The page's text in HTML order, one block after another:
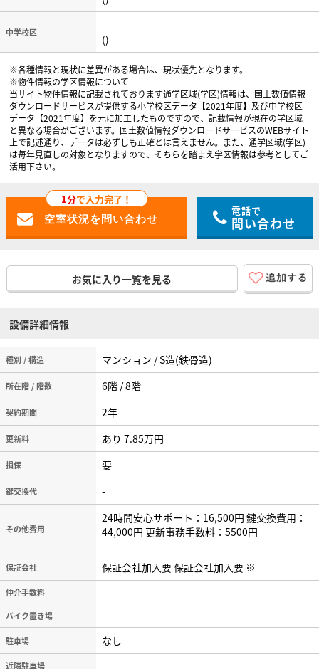
中学校区 ()
※各種情報と現状に差異がある場合は、現状優先となります。
※物件情報の学区情報について
当サイト物件情報に記載されております通学区域(学区)情報は、国土数値情報
ダウンロードサービスが提供する小学校区データ【2021年度】及び中学校区
データ【2021年度】を元に加工したものですので、記載情報が現在の学区域
と異なる場合がございます。国土数値情報ダウンロードサービスのWEBサイト
上で記述通り、データは必ずしも正確とは言えません。また、通学区域(学区)
は毎年見直しの対象となりますので、そちらを踏まえ学区情報は参考としてご
活用下さい。
1分で入力完了！
電話で
問い合わせ
お気に入り一覧を見る
設備詳細情報
種別 / 構造 マンション / S造(鉄骨造)
所在階 / 階数 6階 / 8階
契約期間 2年
更新料 あり 7.85万円
損保 要
鍵交換代 -
その他費用
24時間安心サポート：16,500円 鍵交換費用：
44,000円 更新事務手数料：5500円
保証会社 保証会社加入要 保証会社加入要 ※
仲介手数料
バイク置き場
駐車場 なし
近隣駐車場